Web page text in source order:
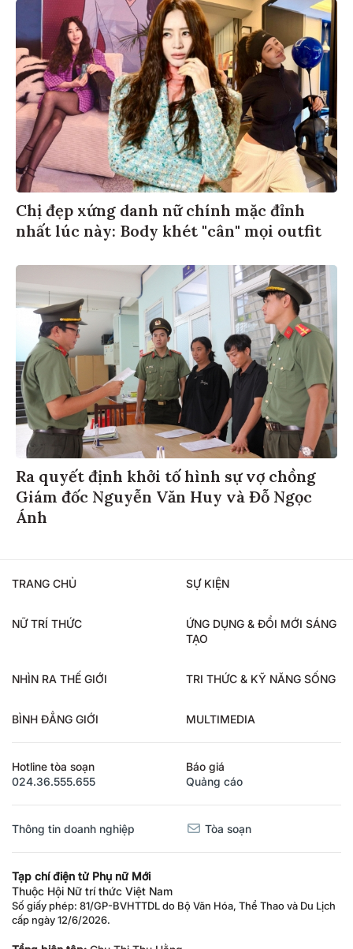
Chị đẹp xứng danh nữ chính mặc đỉnh
nhất lúc này: Body khét "cân" mọi outfit
Ra quyết định khởi tố hình sự vợ chồng
Giám đốc Nguyễn Văn Huy và Đỗ Ngọc
Ánh
TRANG CHỦ SỰ KIỆN
NỮ TRÍ THỨC
ỨNG DỤNG & ĐỔI MỚI SÁNG
TẠO
NHÌN RA THẾ GIỚI TRI THỨC & KỸ NĂNG SỐNG
BÌNH ĐẲNG GIỚI MULTIMEDIA
Hotline tòa soạn
024.36.555.655
Báo giá
Quảng cáo
Thông tin doanh nghiệp Tòa soạn
Tạp chí điện tử Phụ nữ Mới
Thuộc Hội Nữ trí thức Việt Nam
Số giấy phép: 81/GP-BVHTTDL do Bộ Văn Hóa, Thể Thao và Du Lịch
cấp ngày 12/6/2026.